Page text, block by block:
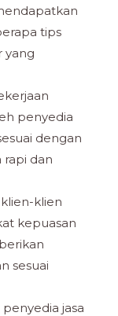
tips
yang
penyedia
dengan
rapi dan
klien
kepuasan
sesuai
penyedia jasa